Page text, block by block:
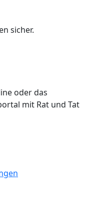
sicher.
oder das
mit Rat und Tat